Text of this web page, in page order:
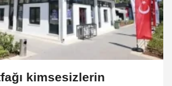
kimsesizlerin